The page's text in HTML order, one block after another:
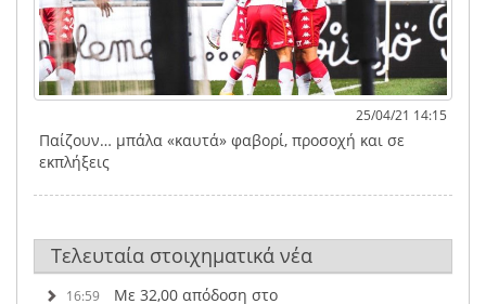
25/04/21 14:15
Παίζουν… μπάλα «καυτά» φαβορί, προσοχή και σε
εκπλήξεις
Τελευταία στοιχηματικά νέα
16:59 Με 32,00 απόδοση στο